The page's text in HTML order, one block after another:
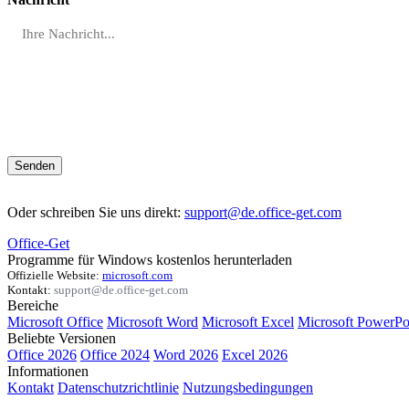
Senden
Oder schreiben Sie uns direkt: support@de.office-get.com
Office-Get
Programme für Windows kostenlos herunterladen
Offizielle Website: microsoft.com
Kontakt: support@de.office-get.com
Bereiche
Microsoft Office Microsoft Word Microsoft Excel Microsoft
Beliebte Versionen
Office 2026 Office 2024 Word 2026 Excel 2026
Informationen
Kontakt Datenschutzrichtlinie Nutzungsbedingungen